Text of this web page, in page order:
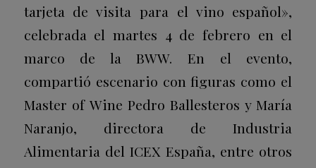
tarjeta de visita para el vino español»,
celebrada el martes 4 de febrero en el
marco de la BWW. En el evento,
compartió escenario con figuras como el
Master of Wine Pedro Ballesteros y María
Naranjo, directora de Industria
Alimentaria del ICEX España, entre otros